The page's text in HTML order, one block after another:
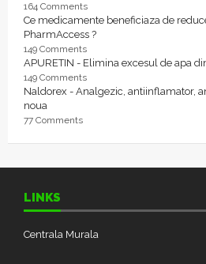
164 Comments
Ce medicamente beneficiaza de
PharmAccess ?
149 Comments
APURETIN - Elimina excesul de apa
149 Comments
Naldorex - Analgezic, antiinflamator,
noua
77 Comments
LINKS
Centrala Murala